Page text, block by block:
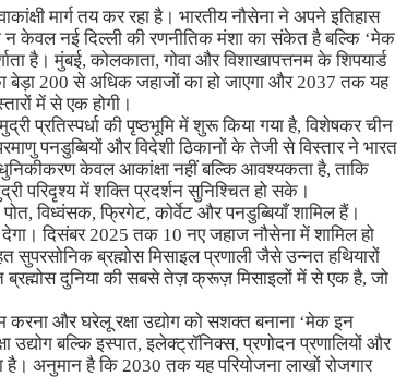
मार्ग तय कर रहा है। भारतीय नौसेना ने अपने इतिहास
न केवल नई दिल्ली की रणनीतिक मंशा का संकेत है बल्कि ‘मेक
है। मुंबई, कोलकाता, गोवा और विशाखापत्तनम के शिपयार्ड
बेड़ा 200 से अधिक जहाजों का हो जाएगा और 2037 तक यह
में से एक होगी।
प्रतिस्पर्धा की पृष्ठभूमि में शुरू किया गया है, विशेषकर चीन
पनडुब्बियों और विदेशी ठिकानों के तेजी से विस्तार ने भारत
केवल आकांक्षा नहीं बल्कि आवश्यकता है, ताकि
परिदृश्य में शक्ति प्रदर्शन सुनिश्चित हो सके।
विध्वंसक, फ्रिगेट, कोर्वेट और पनडुब्बियाँ शामिल हैं।
दिसंबर 2025 तक 10 नए जहाज नौसेना में शामिल हो
ब्रह्मोस मिसाइल प्रणाली जैसे उन्नत हथियारों
दुनिया की सबसे तेज़ क्रूज़ मिसाइलों में से एक है, जो
और घरेलू रक्षा उद्योग को सशक्त बनाना ‘मेक इन
उद्योग बल्कि इस्पात, इलेक्ट्रॉनिक्स, प्रणोदन प्रणालियों और
है। अनुमान है कि 2030 तक यह परियोजना लाखों रोजगार